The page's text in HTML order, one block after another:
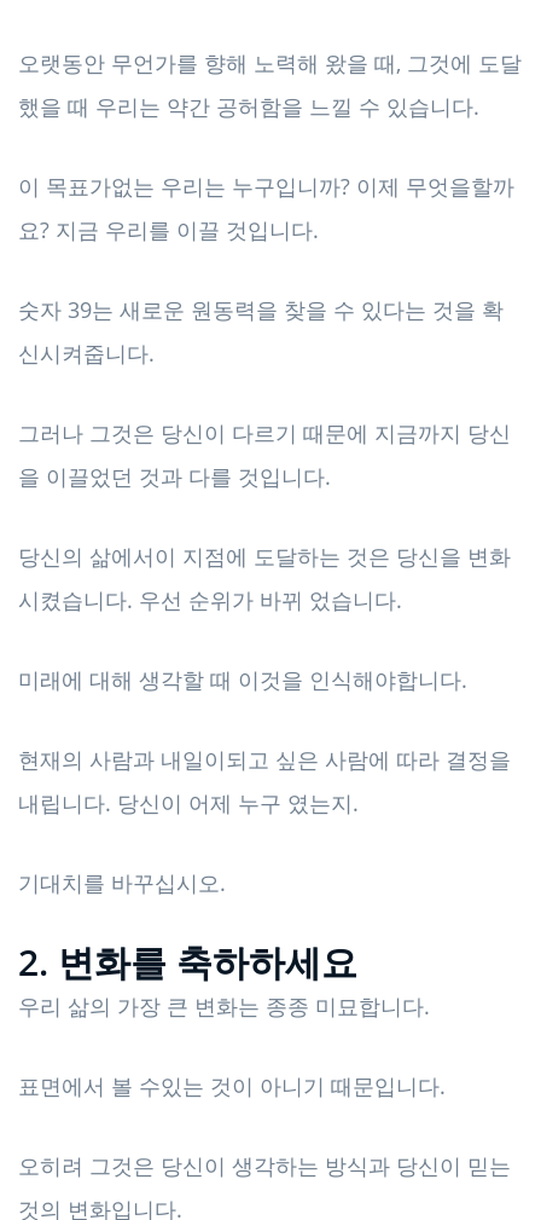
오랫동안 무언가를 향해 노력해 왔을 때, 그것에 도달
했을 때 우리는 약간 공허함을 느낄 수 있습니다.
이 목표가없는 우리는 누구입니까? 이제 무엇을할까
요? 지금 우리를 이끌 것입니다.
숫자 39는 새로운 원동력을 찾을 수 있다는 것을 확
신시켜줍니다.
그러나 그것은 당신이 다르기 때문에 지금까지 당신
을 이끌었던 것과 다를 것입니다.
당신의 삶에서이 지점에 도달하는 것은 당신을 변화
시켰습니다. 우선 순위가 바뀌 었습니다.
미래에 대해 생각할 때 이것을 인식해야합니다.
현재의 사람과 내일이되고 싶은 사람에 따라 결정을
내립니다. 당신이 어제 누구 였는지.
기대치를 바꾸십시오.
2. 변화를 축하하세요
우리 삶의 가장 큰 변화는 종종 미묘합니다.
표면에서 볼 수있는 것이 아니기 때문입니다.
오히려 그것은 당신이 생각하는 방식과 당신이 믿는
것의 변화입니다.